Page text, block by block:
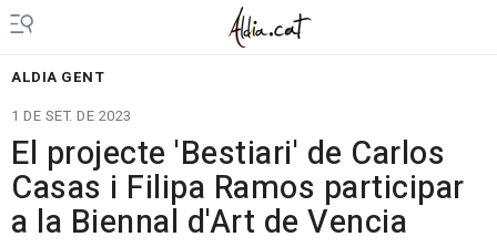
ALDIA GENT
1 DE SET. DE 2023
El projecte 'Bestiari' de Carlos
Casas i Filipa Ramos participar
a la Biennal d'Art de Vencia